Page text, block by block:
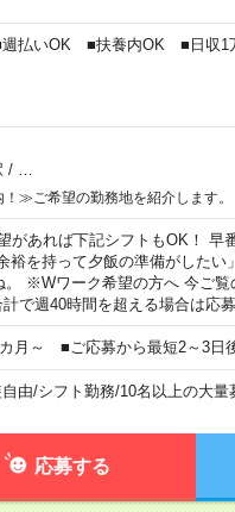
払いOK ■扶養内OK ■日収1
/
≫ご希望の勤務地を紹介します。
があれば下記シフトもOK！ 早
裕を持って夕飯の準備がしたい
※Wワーク希望の方へ 今ご覧
で週40時間を超える場合は応募
月～ ■ご応募から最短2～3日
由/シフト勤務/10名以上の大量
応募する